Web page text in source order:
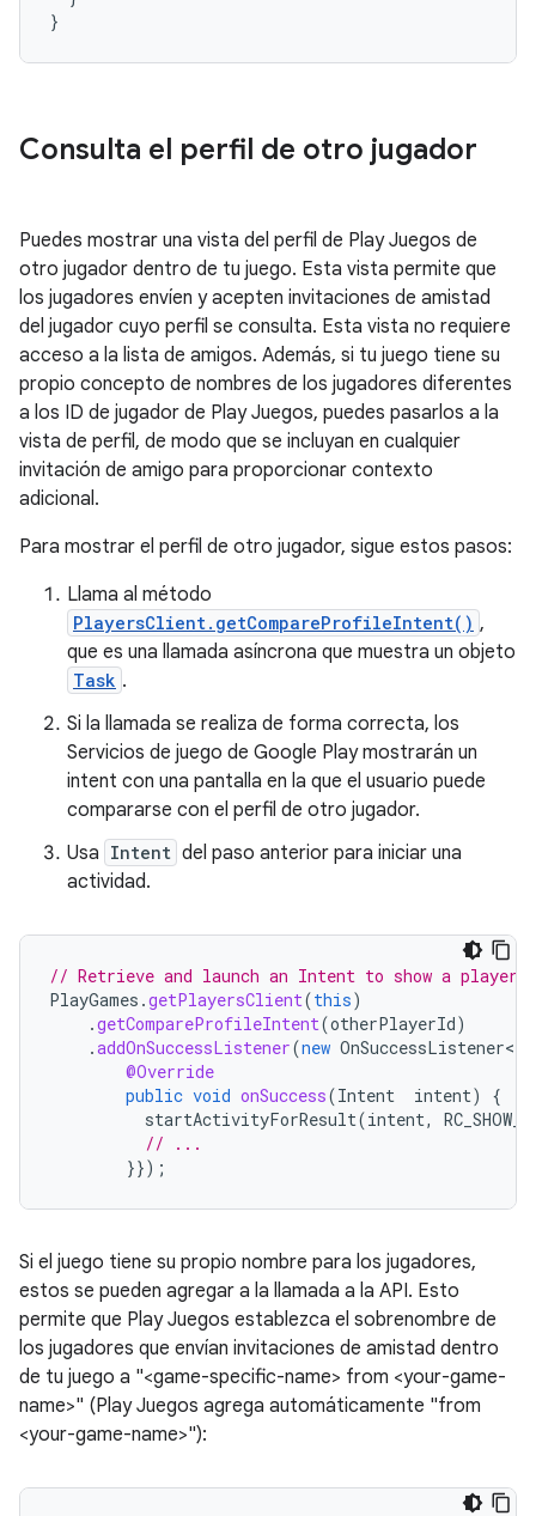
}
Consulta el perfil de otro jugador
Puedes mostrar una vista del perfil de Play Juegos de
otro jugador dentro de tu juego. Esta vista permite que
los jugadores envíen y acepten invitaciones de amistad
del jugador cuyo perfil se consulta. Esta vista no requiere
acceso a la lista de amigos. Además, si tu juego tiene su
propio concepto de nombres de los jugadores diferentes
a los ID de jugador de Play Juegos, puedes pasarlos a la
vista de perfil, de modo que se incluyan en cualquier
invitación de amigo para proporcionar contexto
adicional.
Para mostrar el perfil de otro jugador, sigue estos pasos:
Llama al método
PlayersClient.getCompareProfileIntent() ,
que es una llamada asíncrona que muestra un objeto
Task .
Si la llamada se realiza de forma correcta, los
Servicios de juego de Google Play mostrarán un
intent con una pantalla en la que el usuario puede
compararse con el perfil de otro jugador.
Usa Intent del paso anterior para iniciar una
actividad.
// Retrieve and launch an Intent to show a player
PlayGames .getPlayersClient(this)
.getCompareProfileIntent(otherPlayerId)
.addOnSuccessListener(new
@Override
public void onSuccess(Intent intent)
{
startActivityForResult(intent,
// ...
}});
Si el juego tiene su propio nombre para los jugadores,
estos se pueden agregar a la llamada a la API. Esto
permite que Play Juegos establezca el sobrenombre de
los jugadores que envían invitaciones de amistad dentro
de tu juego a "<game-specific-name> from <your-game-
name>" (Play Juegos agrega automáticamente "from
<your-game-name>"):